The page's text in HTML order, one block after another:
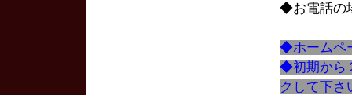
◆お電話の
◆ホームペ
◆初期から
クして下さ